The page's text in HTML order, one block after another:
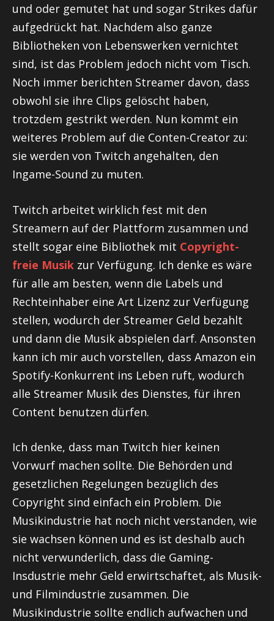
und oder gemutet hat und sogar Strikes dafür
aufgedrückt hat. Nachdem also ganze
Bibliotheken von Lebenswerken vernichtet
sind, ist das Problem jedoch nicht vom Tisch.
Noch immer berichten Streamer davon, dass
obwohl sie ihre Clips gelöscht haben,
trotzdem gestrikt werden. Nun kommt ein
weiteres Problem auf die Conten-Creator zu:
sie werden von Twitch angehalten, den
Ingame-Sound zu muten.
Twitch arbeitet wirklich fest mit den
Streamern auf der Plattform zusammen und
stellt sogar eine Bibliothek mit Copyright-
freie Musik zur Verfügung. Ich denke es wäre
für alle am besten, wenn die Labels und
Rechteinhaber eine Art Lizenz zur Verfügung
stellen, wodurch der Streamer Geld bezahlt
und dann die Musik abspielen darf. Ansonsten
kann ich mir auch vorstellen, dass Amazon ein
Spotify-Konkurrent ins Leben ruft, wodurch
alle Streamer Musik des Dienstes, für ihren
Content benutzen dürfen.
Ich denke, dass man Twitch hier keinen
Vorwurf machen sollte. Die Behörden und
gesetzlichen Regelungen bezüglich des
Copyright sind einfach ein Problem. Die
Musikindustrie hat noch nicht verstanden, wie
sie wachsen können und es ist deshalb auch
nicht verwunderlich, dass die Gaming-
Insdustrie mehr Geld erwirtschaftet, als Musik-
und Filmindustrie zusammen. Die
Musikindustrie sollte endlich aufwachen und